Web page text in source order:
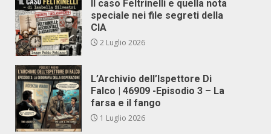
Il caso Feltrinelli e quella nota
speciale nei file segreti della
CIA
2 Luglio 2026
L’Archivio dell’Ispettore Di
Falco | 46909 -Episodio 3 – La
farsa e il fango
1 Luglio 2026